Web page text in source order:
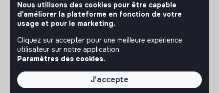
SUIVEZ-NOUS
© 2026 jobs that makesense.
Nous utilisons des cookies pour être capable
d'améliorer la plateforme en fonction de votre
usage et pour le marketing.
Cliquez sur accepter pour une meilleure expérience
utilisateur sur notre application.
Paramètres des cookies.
J'accepte